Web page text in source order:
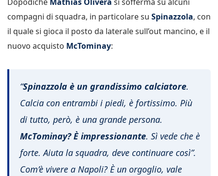
compagni di squadra, in particolare su Spinazzola, con
il quale si gioca il posto da laterale sull’out mancino, e il
nuovo acquisto McTominay:
“Spinazzola è un grandissimo calciatore.
Calcia con entrambi i piedi, è fortissimo. Più
di tutto, però, è una grande persona.
McTominay? È impressionante. Sì vede che è
forte. Aiuta la squadra, deve continuare così”.
Com’è vivere a Napoli? È un orgoglio, vale